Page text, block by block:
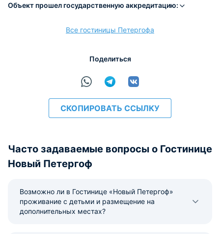
Объект прошел государственную аккредитацию:
Все гостиницы Петергофа
Поделиться
СКОПИРОВАТЬ ССЫЛКУ
Часто задаваемые вопросы о Гостинице
Новый Петергоф
Возможно ли в Гостинице «Новый Петергоф»
проживание с детьми и размещение на
дополнительных местах?